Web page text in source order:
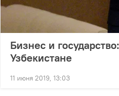
Бизнес и
Узбекистане
11 июня 2019, 13:03